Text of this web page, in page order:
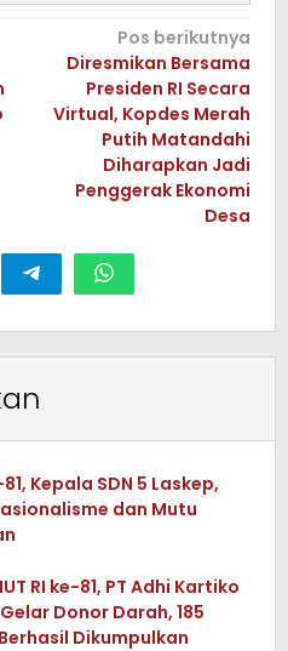
Pos berikutnya
Diresmikan Bersama
Presiden RI Secara
Virtual, Kopdes Merah
Putih Matandahi
Diharapkan Jadi
Penggerak Ekonomi
Desa
81, Kepala SDN 5 Laskep,
dan Mutu
RI ke-81, PT Adhi Kartiko
Donor Darah, 185
Dikumpulkan